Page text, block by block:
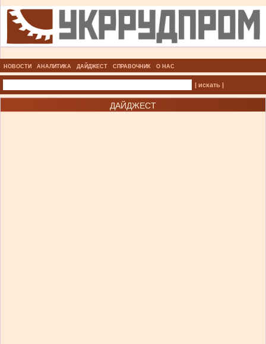
НОВОСТИ АНАЛИТИКА ДАЙДЖЕСТ СПРАВОЧНИК О НАС
| искать |
ДАЙДЖЕСТ